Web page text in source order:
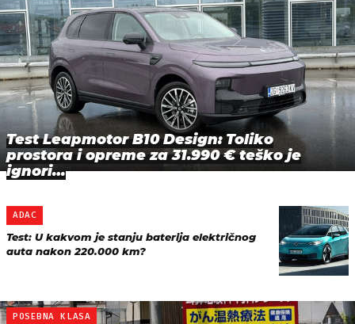
Test Leapmotor B10 Design: Toliko
prostora i opreme za 31.990 € teško je
ignori…
ADAC
Test: U kakvom je stanju baterija električnog
auta nakon 220.000 km?
POSEBNA KLASA